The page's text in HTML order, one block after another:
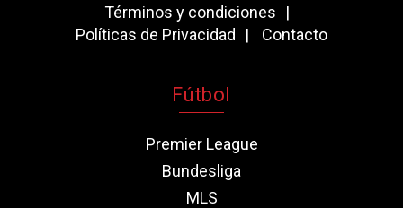
Términos y condiciones
Políticas de Privacidad
Contacto
Fútbol
Premier League
Bundesliga
MLS